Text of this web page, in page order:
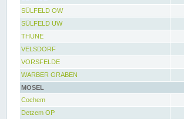
SÜLFELD OW
SÜLFELD UW
THUNE
VELSDORF
VORSFELDE
WARBER GRABEN
MOSEL
Cochem
Detzem OP